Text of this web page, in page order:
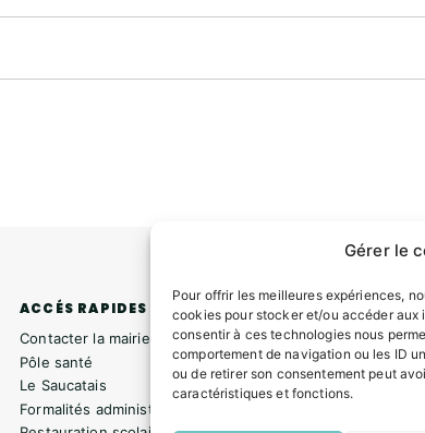
Gérer le
Pour offrir les meilleures expériences,
cookies pour stocker et/ou accéder aux
consentir à ces technologies nous
comportement de navigation ou les ID
ou de retirer son consentement peut
caractéristiques et fonctions.
ACCÉS RAPIDES
Contacter la mairie
Pôle santé
Le Saucatais
Formalités administratives
Mentions
Politique de
Plan du site